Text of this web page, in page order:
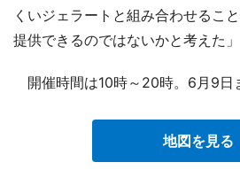
くいジェラートと組み合わせるこ
提供できるのではないかと考えた」
開催時間は10時～20時。6月9日
地図を見る